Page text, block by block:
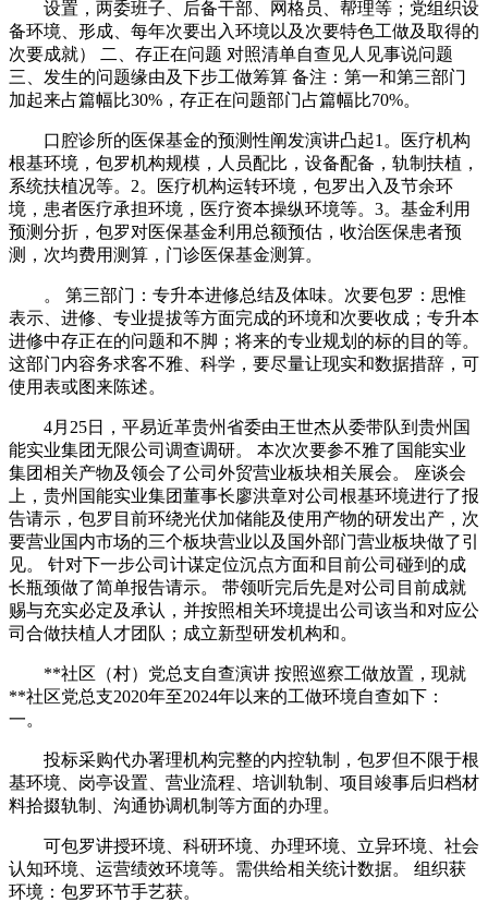
设置，两委班子、后备干部、网格员、帮理等；党组织设
备环境、形成、每年次要出入环境以及次要特色工做及取得的
次要成就） 二、存正在问题 对照清单自查见人见事说问题
三、发生的问题缘由及下步工做筹算 备注：第一和第三部门
加起来占篇幅比30%，存正在问题部门占篇幅比70%。
口腔诊所的医保基金的预测性阐发演讲凸起1。医疗机构
根基环境，包罗机构规模，人员配比，设备配备，轨制扶植，
系统扶植况等。2。医疗机构运转环境，包罗出入及节余环
境，患者医疗承担环境，医疗资本操纵环境等。3。基金利用
预测分折，包罗对医保基金利用总额预估，收治医保患者预
测，次均费用测算，门诊医保基金测算。
。 第三部门：专升本进修总结及体味。次要包罗：思惟
表示、进修、专业提拔等方面完成的环境和次要收成；专升本
进修中存正在的问题和不脚；将来的专业规划的标的目的等。
这部门内容务求客不雅、科学，要尽量让现实和数据措辞，可
使用表或图来陈述。
4月25日，平易近革贵州省委由王世杰从委带队到贵州国
能实业集团无限公司调查调研。 本次次要参不雅了国能实业
集团相关产物及领会了公司外贸营业板块相关展会。 座谈会
上，贵州国能实业集团董事长廖洪章对公司根基环境进行了报
告请示，包罗目前环绕光伏加储能及使用产物的研发出产，次
要营业国内市场的三个板块营业以及国外部门营业板块做了引
见。 针对下一步公司计谋定位沉点方面和目前公司碰到的成
长瓶颈做了简单报告请示。 带领听完后先是对公司目前成就
赐与充实必定及承认，并按照相关环境提出公司该当和对应公
司合做扶植人才团队；成立新型研发机构和。
**社区（村）党总支自查演讲 按照巡察工做放置，现就
**社区党总支2020年至2024年以来的工做环境自查如下：
一。
投标采购代办署理机构完整的内控轨制，包罗但不限于根
基环境、岗亭设置、营业流程、培训轨制、项目竣事后归档材
料拾掇轨制、沟通协调机制等方面的办理。
可包罗讲授环境、科研环境、办理环境、立异环境、社会
认知环境、运营绩效环境等。需供给相关统计数据。 组织获
环境：包罗环节手艺获。